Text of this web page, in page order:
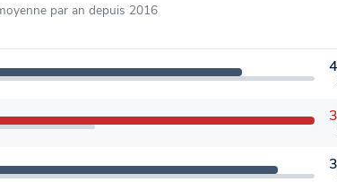
par an depuis 2016